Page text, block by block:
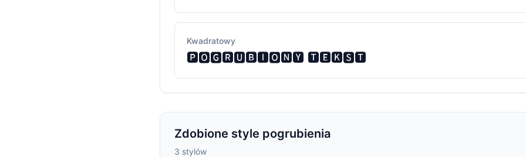
Kwadratowy
🅿🅾🅶🆁🆄🅱🅸🅾🅽🆈 🆃🅴🅺🆂🆃
Zdobione style pogrubienia
3 stylów